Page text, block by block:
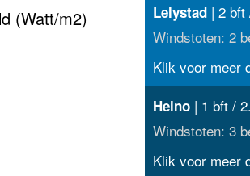
(Watt/m2) Lelystad| 2 bft
Windstoten: 2
Klik voor meer
Heino| 1 bft /
Windstoten: 3
Klik voor meer